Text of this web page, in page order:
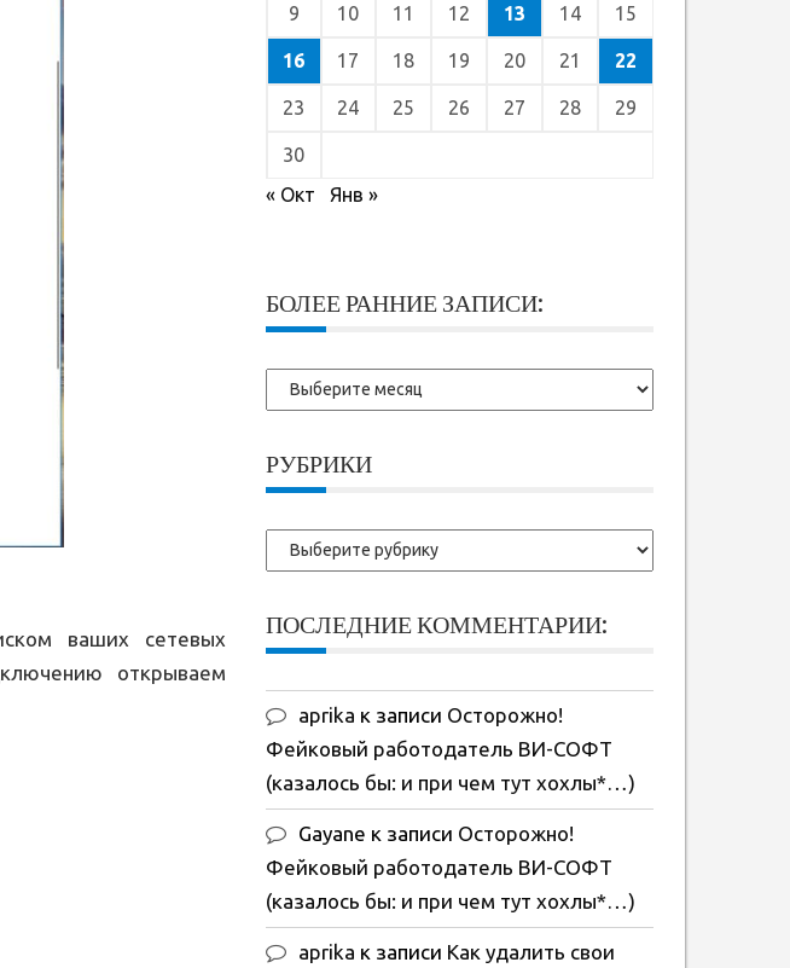
ваших сетевых
открываем
9 10 11 12 13 14 15
16 17 18 19 20 21 22
23 24 25 26 27 28 29
30
« Окт
Янв »
БОЛЕЕ РАННИЕ ЗАПИСИ:
Более
ранние
РУБРИКИ
Рубрики
ПОСЛЕДНИЕ КОММЕНТАРИИ:
aprika к записи Осторожно!
Фейковый работодатель ВИ-СОФТ
(казалось бы: и при чем тут хохлы*…)
Gayane к записи Осторожно!
Фейковый работодатель ВИ-СОФТ
(казалось бы: и при чем тут хохлы*…)
aprika к записи Как удалить свои